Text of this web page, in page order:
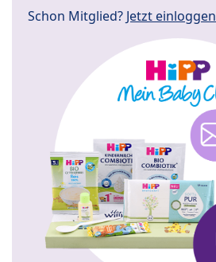
Schon Mitglied? Jetzt einloggen